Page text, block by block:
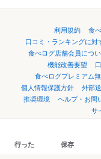
利用規約 食
口コミ・ランキングに対
食べログ店舗会員につ
機能改善要望
食べログプレミアム
個人情報保護方針
外部
推奨環境
ヘルプ・お問
サ
行った 保存